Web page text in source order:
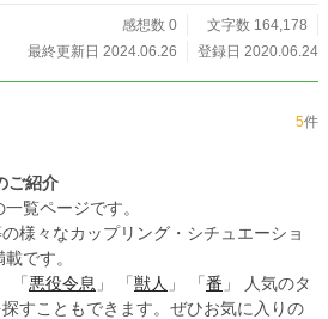
感想数 0
文字数 164,178
最終更新日 2024.06.26
登録日 2020.06.24
5件
ご紹介
覧ページです。
様々なカップリング・シチュエーショ
です。
「 悪役令息 」 「 獣人 」 「 番 」 人気のタ
すこともできます。ぜひお気に入りの